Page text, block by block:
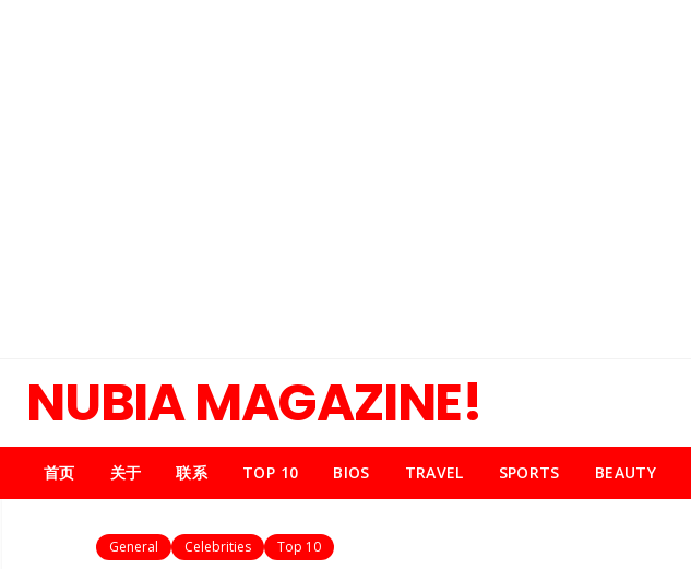
NUBIA MAGAZINE!
首页 关于 联系 TOP 10 BIOS TRAVEL SPORTS BEAUTY
General Celebrities Top 10